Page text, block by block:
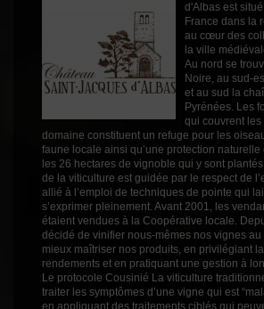
Challenge
Puissant 1
Épicé 1
3
Degré 13.5°
Cépages
Marsanne
Roussanne
Profil Fruité
Couleur Blanc
Millésime 2023
Volume 75cl
Rayons
Vin 2021
d'Albas est
France dans la
au cœur des
la ville
Au nord se
Noire, au sud-
et au sud la
Pyrénées. Les
qui couvrent les
domaine constituent un refuge pour les
faune locale ainsi qu’une protection
les 26 hectares de vignoble qui y sont
de la viticulture est guidée par le respect de
allié à l’emploi de techniques de pointe qui
s’exprimer pleinement. Avant 2001, les
étaient vendues à la Coopérative locale.
décidé de vinifier nous-mêmes nos vignes
mieux maîtriser nos produits, en privilégiant
rendements et en pratiquant une gestion à
Le protocole Cousinié La viticulture
traiter les symptômes d’une vigne qui est